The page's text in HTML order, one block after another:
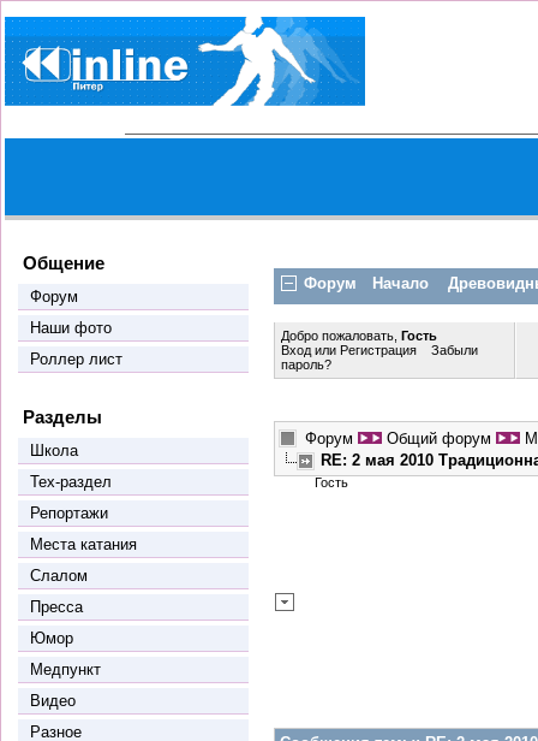
Общение
Форум
Наши фото
Роллер лист
Разделы
Школа
Тех-раздел
Репортажи
Места катания
Слалом
Пресса
Юмор
Медпункт
Видео
Разное
Форум Начало
Добро пожаловать,Гость
Входили Регистрация
Забыли
пароль?
Форум Общий форум
RE: 2 мая 2010
Гость